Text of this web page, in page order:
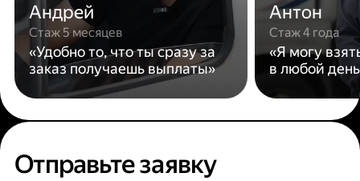
Андрей
Стаж 5 месяцев
«Удобно то, что ты сразу за
заказ получаешь выплаты»
Антон
Стаж 4 года
«Я могу
в любой
Отправьте заявку